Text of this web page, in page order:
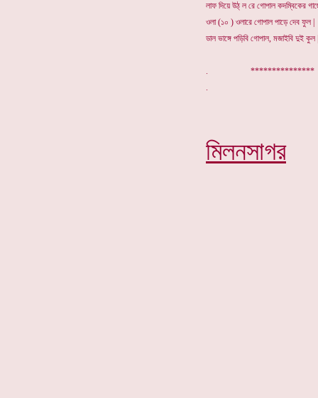
লাফ দিয়ে উঠ্ ল রে গোপাল কদম্বিকের
ওলা (১০ ) ওলারে গোপাল পাড়ে দেব ফুল |
ডাল ভাঙ্গে পড়িবি গোপাল, মজাইবি দুই কুল
. ***************
মিলনসাগর